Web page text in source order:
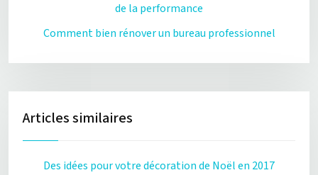
de la performance
Comment bien rénover un bureau professionnel
Articles similaires
Des idées pour votre décoration de Noël en 2017